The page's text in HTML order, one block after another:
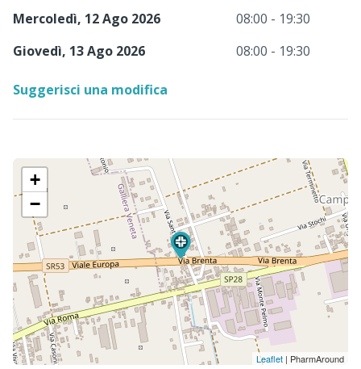
Mercoledì, 12 Ago 2026
08:00 - 19:30
Giovedì, 13 Ago 2026
08:00 - 19:30
Suggerisci una modifica
+
−
Leaflet | PharmAround